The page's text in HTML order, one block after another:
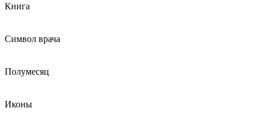
Книга
Символ врача
Полумесяц
Иконы